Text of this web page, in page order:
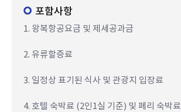
포함사항
1. 왕복항공요금 및 제세공과금
2. 유류할증료
3. 일정상 표기된 식사 및 관광지 입장료
4. 호텔 숙박료 (2인1실 기준) 및 페리 숙박료